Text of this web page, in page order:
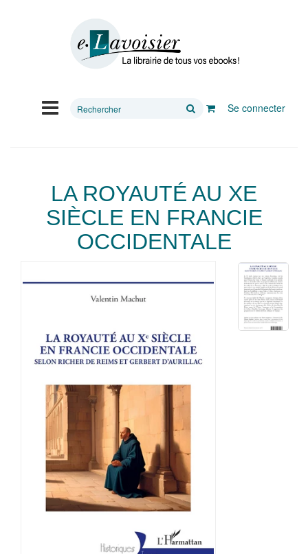
Rechercher
Se connecter
LA ROYAUTÉ AU XE
SIÈCLE EN FRANCIE
OCCIDENTALE